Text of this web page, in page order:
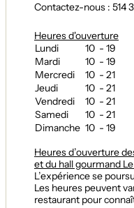
Contactez-nous : 514
Heures d'ouverture
Lundi
10 - 19
Mardi
10 - 19
Mercredi
10 - 21
Jeudi
10 - 21
Vendredi
10 - 21
Samedi
10 - 21
Dimanche 10 - 19
Heures d’ouverture
et du hall gourmand
L’expérience se
Les heures peuvent
restaurant pour